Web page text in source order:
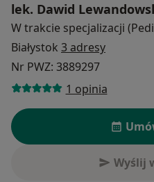
lek. Dawid
W trakcie specjalizacji
Białystok 3 adresy
Nr PWZ: 3889297
1 opinia
Wyślij